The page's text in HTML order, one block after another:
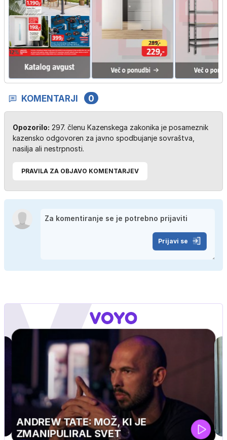
KOMENTARJI 0
Opozorilo: 297. členu Kazenskega zakonika je posameznik
kazensko odgovoren za javno spodbujanje sovraštva,
nasilja ali nestrpnosti.
PRAVILA ZA OBJAVO KOMENTARJEV
Prijavi se
PRIJATELJ PINGVIN